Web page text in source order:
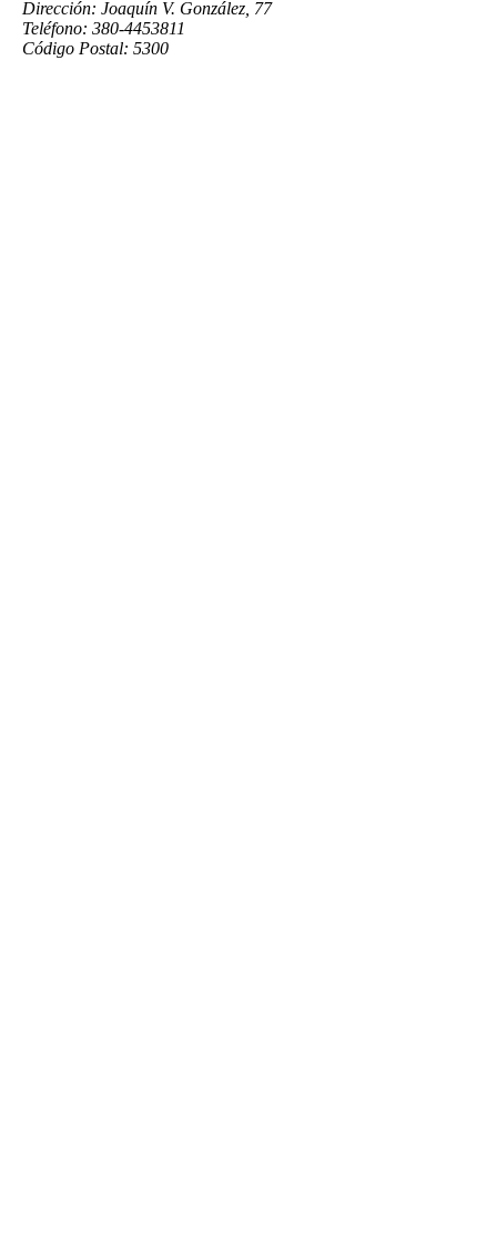
Dirección: Joaquín V. González, 77
Teléfono: 380-4453811
Código Postal: 5300